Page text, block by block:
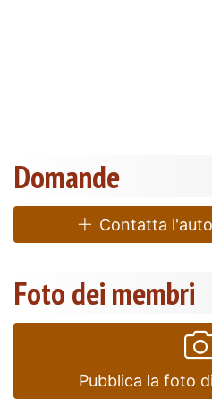
Domande
Contatta
Foto dei membri
Pubblica la foto